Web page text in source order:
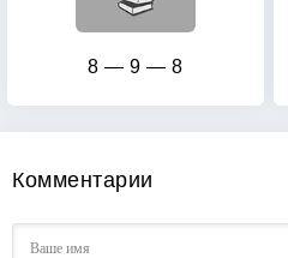
8 — 9 — 8
Комментарии